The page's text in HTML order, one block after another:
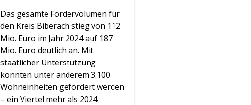
Das gesamte Fördervolumen für
den Kreis Biberach stieg von 112
Mio. Euro im Jahr 2024 auf 187
Mio. Euro deutlich an. Mit
staatlicher Unterstützung
konnten unter anderem 3.100
Wohneinheiten gefördert werden
– ein Viertel mehr als 2024.